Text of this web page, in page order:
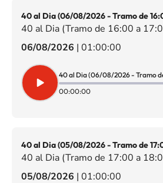
40 al Dia (06/08/2026 - Tramo de
40 al Dia (Tramo de 16:00 a
06/08/2026 | 01:00:00
00:00:00
40 al Dia (05/08/2026 - Tramo de
40 al Dia (Tramo de 17:00 a
05/08/2026 | 01:00:00